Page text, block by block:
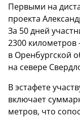
Первыми на
проекта
За 50 дней
2300
в Оренбургской
на севере
В эстафете
включает
метров, что